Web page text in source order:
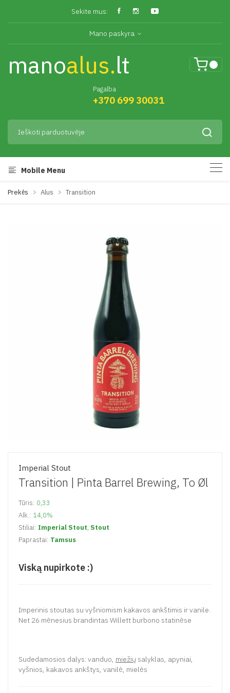
Sekite mus:
Mano paskyra
manoalus.lt
Pagalba
+370 699 30031
Mobile Menu
Prekės Alus Transition
Imperial Stout
Transition | Pinta Barrel Brewing, To Øl
Tūris: 0,33
Alk.: 14,0%
Stiliai: Imperial Stout, Stout
Paprastai: Tamsus
Viską nupirkote :)
Imperinis stoutas su vyšniomism kakavos ankštimis ir vanile.
Net 26 mėnesius brandintas Willett burbono statinėse
Sudedamosios dalys: vanduo, miežių salyklas, apyniai,
vyšnios, kakavos ankštys, vanilė, mielės